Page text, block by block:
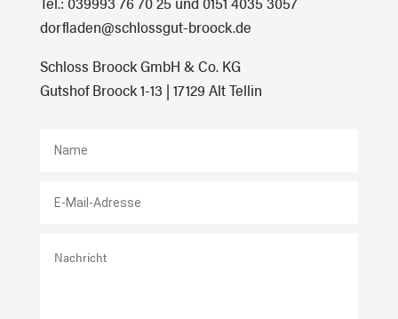
dorfladen@schlossgut-broock.de
Schloss Broock GmbH & Co. KG
Gutshof Broock 1-13 | 17129 Alt Tellin